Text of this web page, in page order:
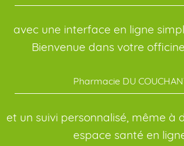
avec une interface en ligne
Bienvenue dans votre
Pharmacie DU
et un suivi personnalisé, même à
espace santé en